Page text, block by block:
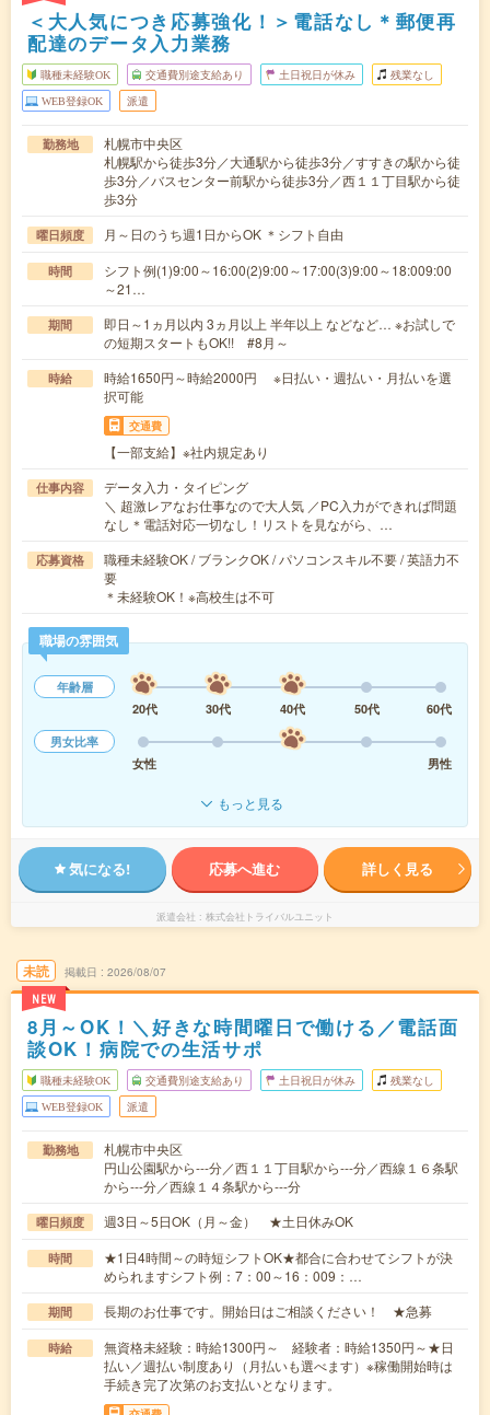
＜大人気につき応募強化！＞電話なし＊郵便再
配達のデータ入力業務
職種未経験OK 交通費別途支給あり 土日祝日が休み 残業なし
WEB登録OK 派遣
勤務地
札幌市中央区
札幌駅から徒歩3分／大通駅から徒歩3分／すすきの駅から徒
歩3分／バスセンター前駅から徒歩3分／西１１丁目駅から徒
歩3分
曜日頻度 月～日のうち週1日からOK ＊シフト自由
時間
シフト例(1)9:00～16:00(2)9:00～17:00(3)9:00～18:009:00
～21…
期間
即日～1ヵ月以内 3ヵ月以上 半年以上 などなど… ※お試しで
の短期スタートもOK!! #8月～
時給
時給1650円～時給2000円 ※日払い・週払い・月払いを選
択可能
交通費
【一部支給】※社内規定あり
仕事内容
データ入力・タイピング
＼ 超激レアなお仕事なので大人気 ／PC入力ができれば問題
なし＊電話対応一切なし！リストを見ながら、…
応募資格
職種未経験OK / ブランクOK / パソコンスキル不要 / 英語力不
要
＊未経験OK！※高校生は不可
職場の雰囲気
年齢層
20代
30代 40代 50代
60代
男女比率
女性
男性
もっと見る
気になる! 応募へ進む 詳しく見る
派遣会社 株式会社トライバルユニット
未読
NEW
掲載日 2026/08/07
8月～OK！＼好きな時間曜日で働ける／電話面
談OK！病院での生活サポ
職種未経験OK 交通費別途支給あり 土日祝日が休み 残業なし
WEB登録OK 派遣
勤務地
札幌市中央区
円山公園駅から---分／西１１丁目駅から---分／西線１６条駅
から---分／西線１４条駅から---分
曜日頻度 週3日～5日OK（月～金） ★土日休みOK
時間
★1日4時間～の時短シフトOK★都合に合わせてシフトが決
められますシフト例：7：00～16：009：…
期間 長期のお仕事です。開始日はご相談ください！ ★急募
時給
無資格未経験：時給1300円～ 経験者：時給1350円～★日
払い／週払い制度あり（月払いも選べます）※稼働開始時は
手続き完了次第のお支払いとなります。